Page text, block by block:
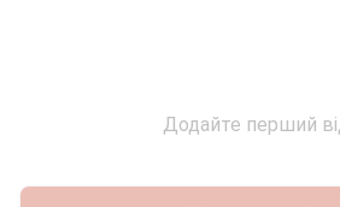
Додайте перший